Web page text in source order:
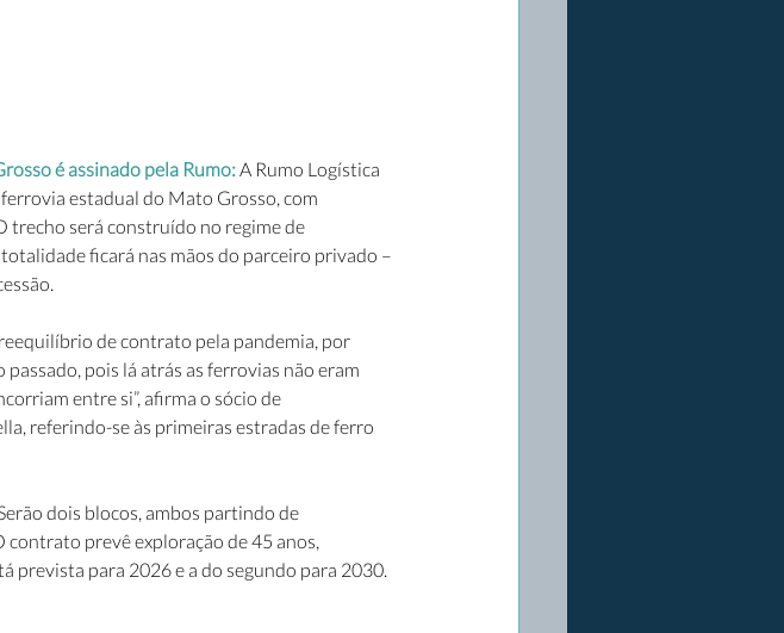
é assinado pela Rumo: A Rumo Logística
estadual do Mato Grosso, com
trecho será construído no regime de
ficará nas mãos do parceiro privado –
de contrato pela pandemia, por
pois lá atrás as ferrovias não eram
entre si”, afirma o sócio de
referindo-se às primeiras estradas de ferro
dois blocos, ambos partindo de
contrato prevê exploração de 45 anos,
prevista para 2026 e a do segundo para 2030.